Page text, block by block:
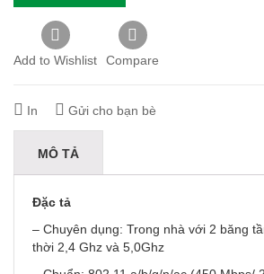
Add to Wishlist Compare
In Gửi cho bạn bè
MÔ TẢ
Đặc tả
– Chuyên dụng: Trong nhà với 2 băng
thời 2,4 Ghz và 5,0Ghz